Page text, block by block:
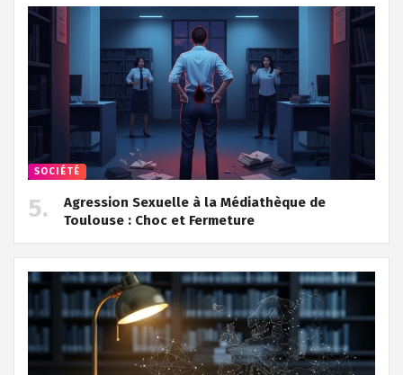
SOCIÉTÉ
Agression Sexuelle à la Médiathèque de
Toulouse : Choc et Fermeture